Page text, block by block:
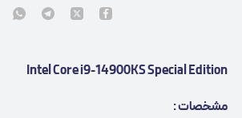
Intel Core i9-14900KS Special Edition
مشخصات :